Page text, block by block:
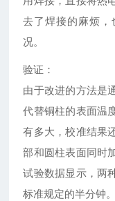
去了焊接的麻烦
况。
验证：
由于改进的方法是
代替铜柱的表面温
有多大，校准结果
部和圆柱表面同时
试验数据显示，两
标准规定的半分钟